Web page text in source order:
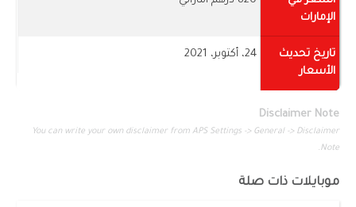
الإمارات
تاريخ تحديث
الأسعار
24، أكتوبر، 2021
Disclaimer Note
You can write your own disclaimer from APS Settings -> General -> Disclaimer
Note.
موبايلات ذات صلة